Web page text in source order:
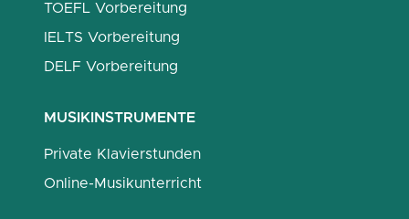
TOEFL Vorbereitung
IELTS Vorbereitung
DELF Vorbereitung
MUSIKINSTRUMENTE
Private Klavierstunden
Online-Musikunterricht